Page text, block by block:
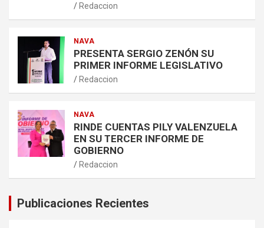
Redaccion
NAVA
PRESENTA SERGIO ZENÓN SU
PRIMER INFORME LEGISLATIVO
Redaccion
NAVA
RINDE CUENTAS PILY VALENZUELA
EN SU TERCER INFORME DE
GOBIERNO
Redaccion
Publicaciones Recientes